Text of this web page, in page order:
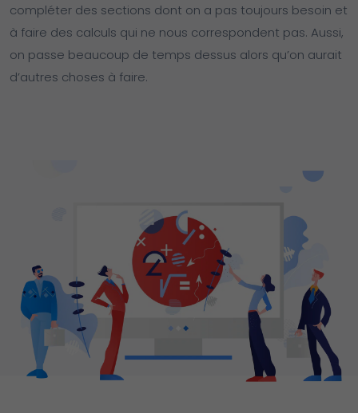
compléter des sections dont on a pas toujours besoin et
à faire des calculs qui ne nous correspondent pas. Aussi,
on passe beaucoup de temps dessus alors qu’on aurait
d’autres choses à faire.